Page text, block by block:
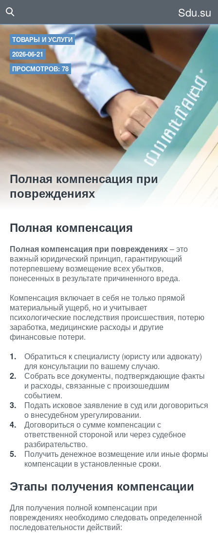
Sdu.su
ТОВАРЫ И УСЛУГИ
2026-06-21
ПРОСМОТРОВ: 78
Полная компенсация при
повреждениях
Полная компенсация
Полная компенсация при повреждениях– это
важный юридический принцип, гарантирующий
потерпевшему возмещение всех убытков,
понесенных в результате причиненного вреда.
Компенсация включает в себя не только прямой
материальный ущерб, но и учитывает
психологические последствия происшествия, потерю
заработка, медицинские расходы и другие
финансовые потери.
Обратиться к специалисту (юристу или адвокату)
для консультации по вашему случаю.
Собрать все документы, подтверждающие факты
и расходы, связанные с произошедшим
событием.
Подать исковое заявление в суд или договориться
о внесудебном урегулировании.
Договориться о сумме компенсации с
ответственной стороной или через судебное
разбирательство.
Получить денежное возмещение или иные формы
компенсации в установленные сроки.
Этапы получения компенсации
Для получения полной компенсации при
повреждениях необходимо следовать определенной
последовательности действий: